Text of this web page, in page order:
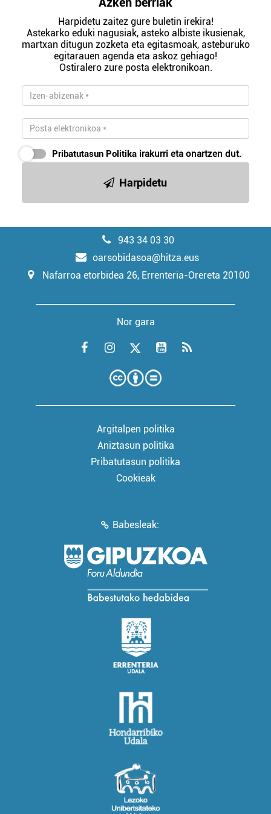
Harpidetu zaitez gure buletin irekira!
Astekarko eduki nagusiak, asteko albiste ikusienak,
martxan ditugun zozketa eta egitasmoak, asteburuko
egitarauen agenda eta askoz gehiago!
Ostiralero zure posta elektronikoan.
Pribatutasun Politika irakurri eta onartzen dut.
Harpidetu
943 34 03 30
oarsobidasoa@hitza.eus
Nafarroa etorbidea 26, Errenteria-Orereta 20100
Nor gara
Argitalpen politika
Aniztasun politika
Pribatutasun politika
Cookieak
Babesleak: